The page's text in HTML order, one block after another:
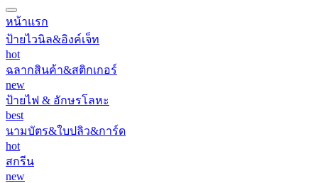
หน้าแรก
ป้ายไวนิล&อิงค์เจ็ท
hot
ฉลากสินค้า&สติกเกอร์
new
ป้ายไฟ & อักษรโลหะ
best
นามบัตร&ใบปลิว&การ์ด
hot
สกรีน
new